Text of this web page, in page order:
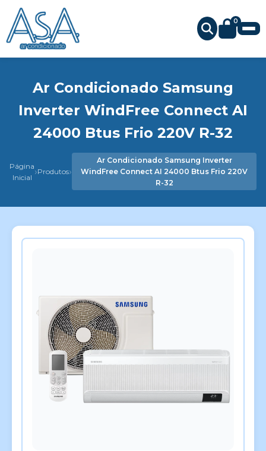
0
Ar Condicionado Samsung
Inverter WindFree Connect AI
24000 Btus Frio 220V R-32
Página
Inicial ›Produtos›
Ar Condicionado Samsung Inverter
WindFree Connect AI 24000 Btus Frio 220V
R-32